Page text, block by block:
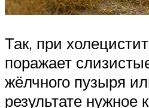
Так, при
поражает
жёлчного пузыря
результате нужное